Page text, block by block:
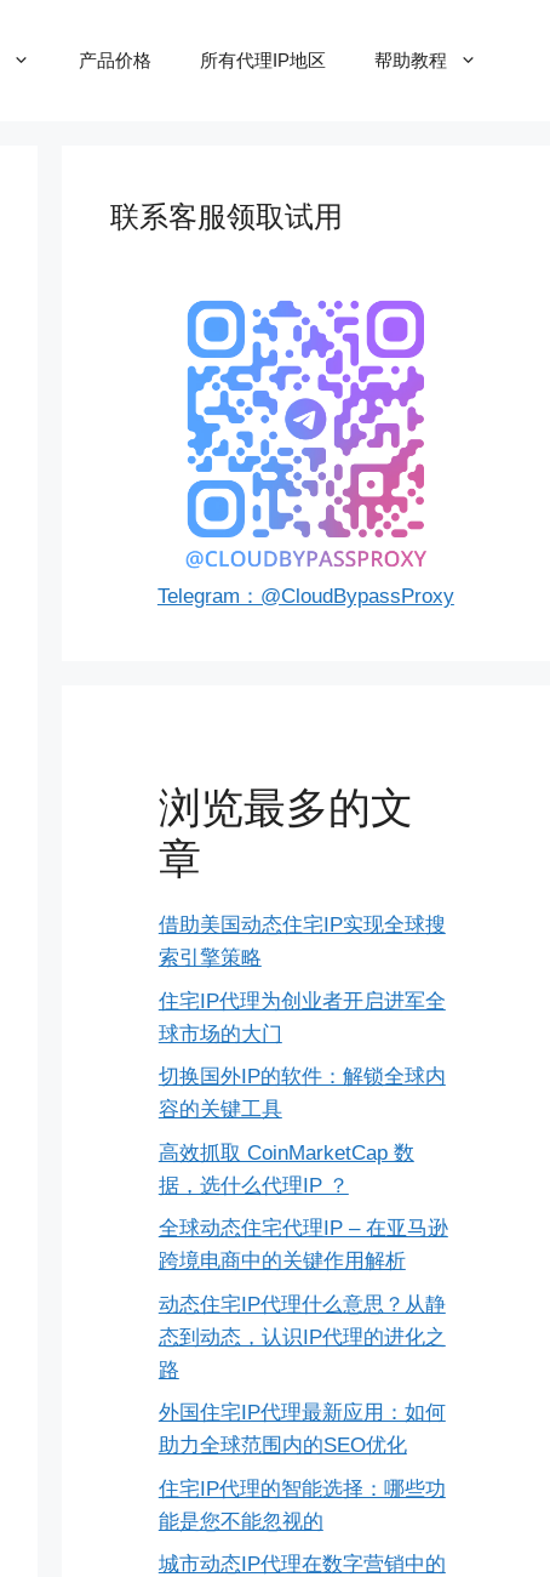
产品价格 所有代理IP地区 帮助教程
联系客服领取试用
Telegram：@CloudBypassProxy
浏览最多的文
章
借助美国动态住宅IP实现全球搜
索引擎策略
住宅IP代理为创业者开启进军全
球市场的大门
切换国外IP的软件：解锁全球内
容的关键工具
高效抓取 CoinMarketCap 数
据，选什么代理IP ？
全球动态住宅代理IP – 在亚马逊
跨境电商中的关键作用解析
动态住宅IP代理什么意思？从静
态到动态，认识IP代理的进化之
路
外国住宅IP代理最新应用：如何
助力全球范围内的SEO优化
住宅IP代理的智能选择：哪些功
能是您不能忽视的
城市动态IP代理在数字营销中的